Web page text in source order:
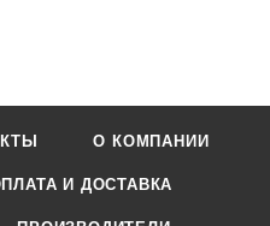
О КОМПАНИИ
И ДОСТАВКА